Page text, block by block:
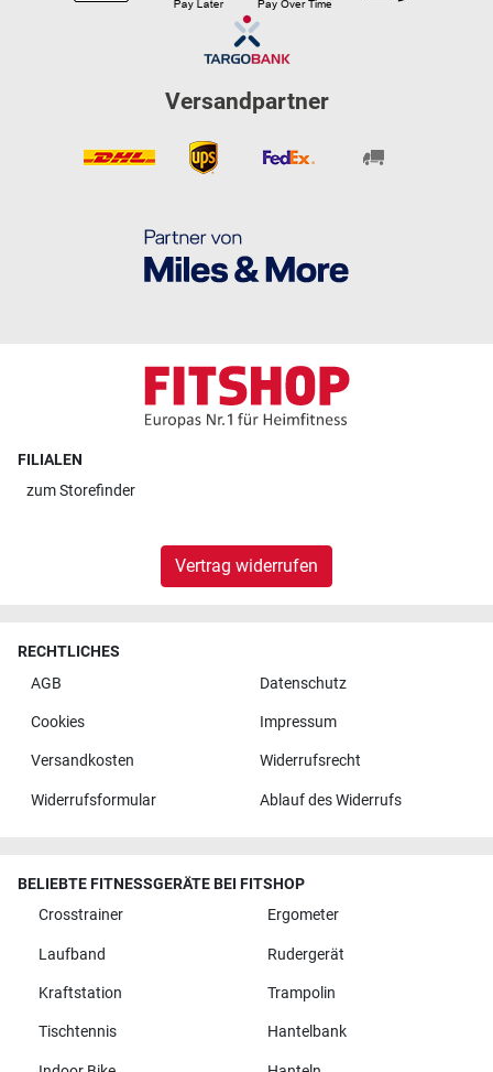
Versandpartner
FILIALEN
zumStorefinder
Vertrag widerrufen
RECHTLICHES
AGB
Datenschutz
Cookies Impressum
Versandkosten Widerrufsrecht
Widerrufsformular Ablauf des Widerrufs
BELIEBTE FITNESSGERÄTE BEI FITSHOP
Crosstrainer
Ergometer
Laufband Rudergerät
Kraftstation Trampolin
Tischtennis Hantelbank